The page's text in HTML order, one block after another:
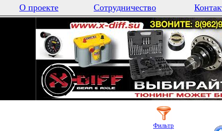
О проекте Сотрудничество
Фильтр